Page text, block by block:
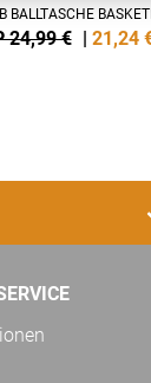
BALLTASCHE
24,99 € | 21,24